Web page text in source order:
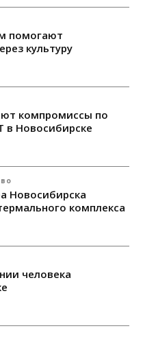
помогают
культуру
компромиссы по
в Новосибирске
Новосибирска
комплекса
человека